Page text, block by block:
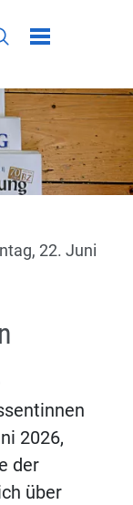
wählenSuche
Menü schließen
22. Juni
2026,
der
über